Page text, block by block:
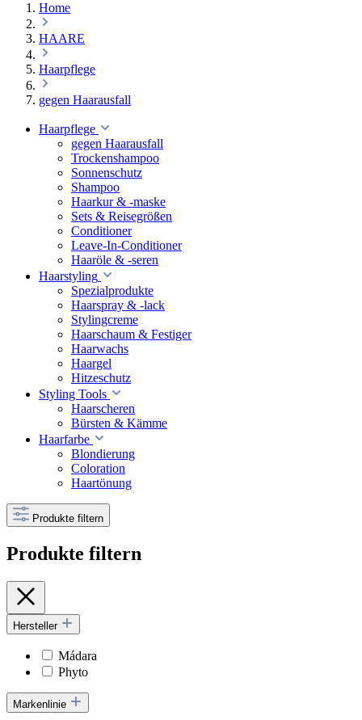
Home
HAARE
Haarpflege
gegen Haarausfall
Haarpflege
gegen Haarausfall
Trockenshampoo
Sonnenschutz
Shampoo
Haarkur & -maske
Sets & Reisegrößen
Conditioner
Leave-In-Conditioner
Haaröle & -seren
Haarstyling
Spezialprodukte
Haarspray & -lack
Stylingcreme
Haarschaum & Festiger
Haarwachs
Haargel
Hitzeschutz
Styling Tools
Haarscheren
Bürsten & Kämme
Haarfarbe
Blondierung
Coloration
Haartönung
Produkte filtern
Produkte filtern
Hersteller
Mádara
Phyto
Markenlinie